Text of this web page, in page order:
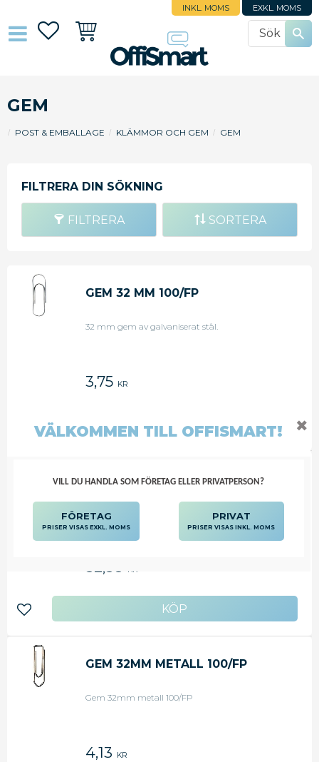
INKL. MOMS EXKL. MOMS
FavoriterKundvagn
GEM
POST & EMBALLAGE KLÄMMOR OCH GEM GEM
FILTRERA SORTERA
GEM 32 MM 100/FP
32 mm gem av galvaniserat stål.
3,75 KR
Lägg till i favoriter
GEM 32 MM 1000/FP
32 mm gem av galvaniserat stål.
32,38 KR
Lägg till i favoriter
GEM 32MM METALL 100/FP
Gem 32mm metall 100/FP
4,13 KR
VÄLKOMMEN TILL OFFISMART!
VILL DU HANDLA SOM FÖRETAG ELLER PRIVATPERSON?
FÖRETAG
PRISER VISAS EXKL. MOMS
PRIVAT
PRISER VISAS INKL. MOMS
✖